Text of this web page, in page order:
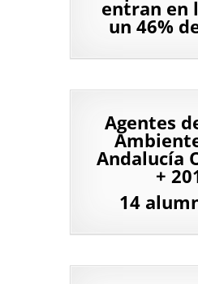
entran en
un 46%
Agentes
Andalucía
+
14